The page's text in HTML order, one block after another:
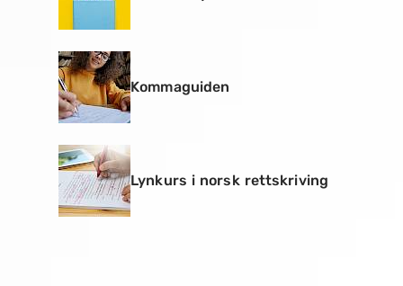
Kommaguiden
Lynkurs i norsk rettskriving